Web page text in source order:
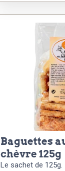
baguettes au fromage de
chèvre 125g
Le sachet de 125g.